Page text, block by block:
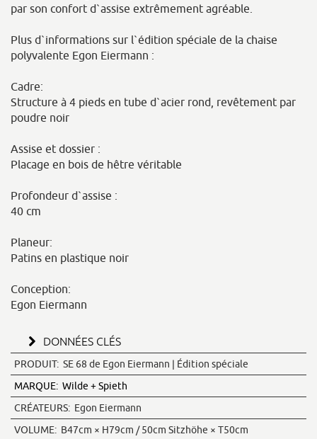
par son confort d`assise extrêmement agréable.
Plus d`informations sur l`édition spéciale de la chaise
polyvalente Egon Eiermann :
Cadre:
Structure à 4 pieds en tube d`acier rond, revêtement par
poudre noir
Assise et dossier :
Placage en bois de hêtre véritable
Profondeur d`assise :
40 cm
Planeur:
Patins en plastique noir
Conception:
Egon Eiermann
DONNÉES CLÉS
PRODUIT: SE 68 de Egon Eiermann | Édition spéciale
MARQUE: Wilde + Spieth
CRÉATEURS: Egon Eiermann
VOLUME: B47cm × H79cm / 50cm Sitzhöhe × T50cm